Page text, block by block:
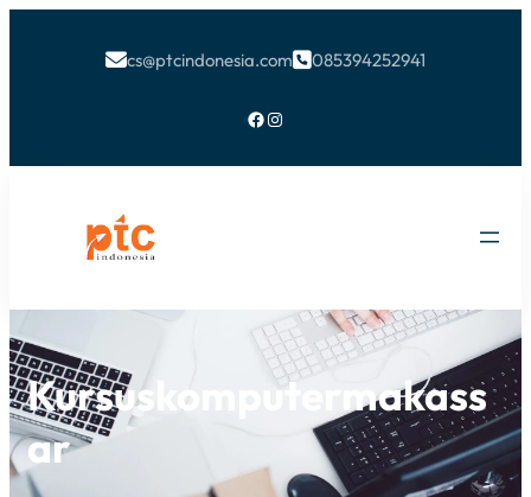
cs@ptcindonesia.com085394252941
Facebook Instagram
Kursuskomputermakass
Ar